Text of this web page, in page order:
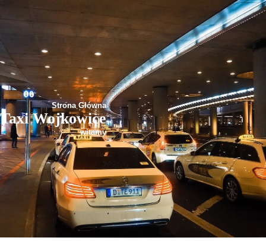
Strona Główna
Taxi Wojkowice
witamy